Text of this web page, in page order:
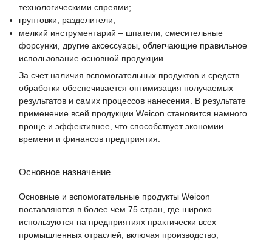
технологическими спреями;
грунтовки, разделители;
мелкий инструментарий – шпатели, смесительные
форсунки, другие аксессуары, облегчающие правильное
использование основной продукции.
За счет наличия вспомогательных продуктов и средств
обработки обеспечивается оптимизация получаемых
результатов и самих процессов нанесения. В результате
применение всей продукции Weicon становится намного
проще и эффективнее, что способствует экономии
времени и финансов предприятия.
Основное назначение
Основные и вспомогательные продукты Weicon
поставляются в более чем 75 стран, где широко
используются на предприятиях практически всех
промышленных отраслей, включая производство,